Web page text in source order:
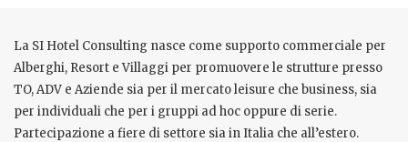
La SI Hotel Consulting nasce come supporto commerciale per
Alberghi, Resort e Villaggi per promuovere le strutture presso
TO, ADV e Aziende sia per il mercato leisure che business, sia
per individuali che per i gruppi ad hoc oppure di serie.
Partecipazione a fiere di settore sia in Italia che all’estero.